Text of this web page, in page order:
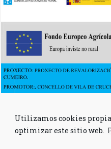
Utilizamos cookies
optimizar este sitio web.